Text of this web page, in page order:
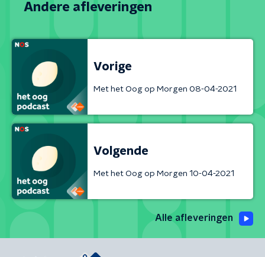
Andere afleveringen
Vorige
Met het Oog op Morgen 08-04-2021
Volgende
Met het Oog op Morgen 10-04-2021
Alle afleveringen